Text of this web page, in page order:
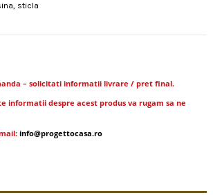
sticla
– solicitati informatii livrare / pret final.
informatii despre acest produs va rugam sa ne
info@progettocasa.ro